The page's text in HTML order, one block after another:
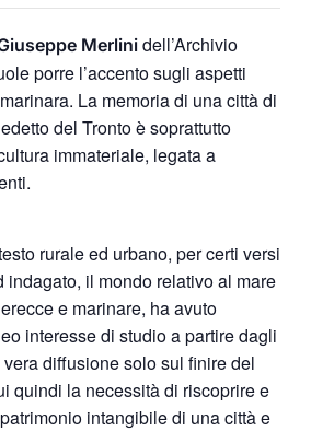
Merlini dell’Archivio
porre l’accento sugli aspetti
La memoria di una città di
del Tronto è soprattutto
immateriale, legata a
rurale ed urbano, per certi versi
indagato, il mondo relativo al mare
e marinare, ha avuto
interesse di studio a partire dagli
diffusione solo sul finire del
quindi la necessità di riscoprire e
intangibile di una città e